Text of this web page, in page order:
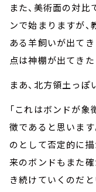
また、美術面の対
ンで始まりますが
ある羊飼いが出て
点は神棚が出てき
まあ、北方領土っぽ
「これはボンドが
徴であると思いま
のとして否定的に描
来のボンドもまた
き続けていくのだ